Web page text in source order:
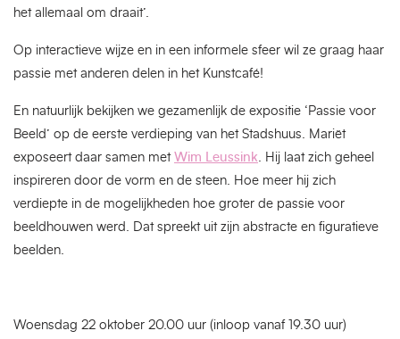
het allemaal om draait’.
Op interactieve wijze en in een informele sfeer wil ze graag haar
passie met anderen delen in het Kunstcafé!
En natuurlijk bekijken we gezamenlijk de expositie ‘Passie voor
Beeld’ op de eerste verdieping van het Stadshuus. Mariët
exposeert daar samen met Wim Leussink. Hij laat zich geheel
inspireren door de vorm en de steen. Hoe meer hij zich
verdiepte in de mogelijkheden hoe groter de passie voor
beeldhouwen werd. Dat spreekt uit zijn abstracte en figuratieve
beelden.
Woensdag 22 oktober 20.00 uur (inloop vanaf 19.30 uur)